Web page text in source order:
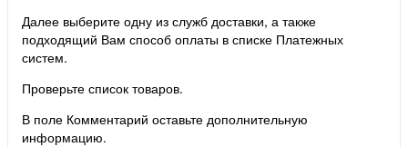
Далее выберите одну из служб доставки, а также
подходящий Вам способ оплаты в списке Платежных
систем.
Проверьте список товаров.
В поле Комментарий оставьте дополнительную
информацию.